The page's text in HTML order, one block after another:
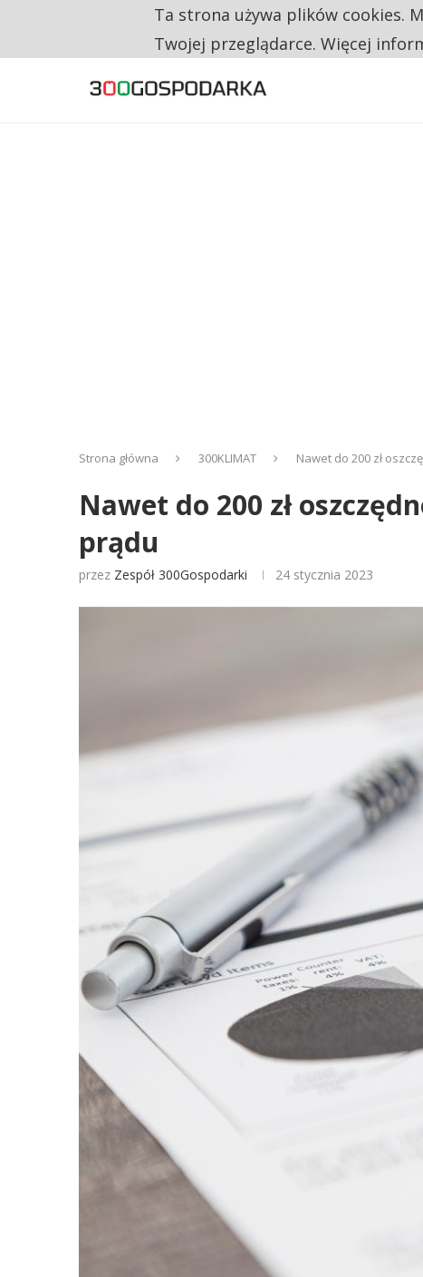
NA JEDEN WAKAT PRZYPADAJĄ 62
Strona główna 300KLIMAT Nawet do 200 zł
Nawet do 200 zł
prądu
przez Zespół 300Gospodarki 24 stycznia 2023
Ta strona używa plików cookies.
Twojej przeglądarce. Więcej